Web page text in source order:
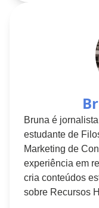
Bruna é
estudante de
Marketing de
experiência em
cria conteúdos
sobre Recursos